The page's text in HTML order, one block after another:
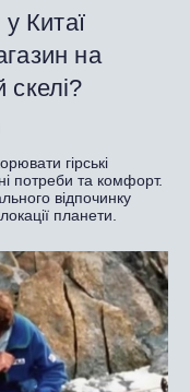
Китаї
на
скелі?
гірські
потреби та комфорт.
відпочинку
планети.